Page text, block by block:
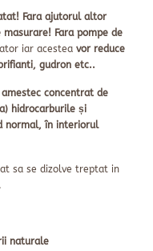
Fara ajutorul altor
Fara pompe de
iar acestea vor reduce
gudron etc..
concentrat de
hidrocarburile și
normal, în interiorul
sa se dizolve treptat in
naturale